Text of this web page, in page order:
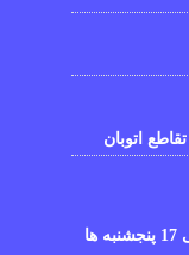
اتوبان
ساعت کاری: شنبه تا چهارشنبه 8 الی 17 پنجشنبه ها